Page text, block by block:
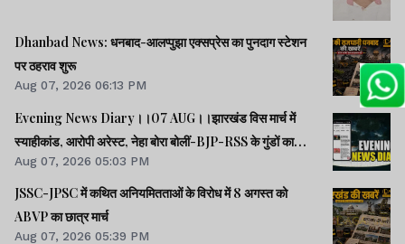
Dhanbad News: धनबाद-आलप्पुझा एक्सप्रेस का पुनदाग स्टेशन
पर ठहराव शुरू
Aug 07, 2026 06:13 PM
Evening News Diary।।07 AUG।।झारखंड विस मार्च में
स्याहीकांड, आरोपी अरेस्ट, नेहा बोरा बोलीं-BJP-RSS के गुंडों का
काम।।आंदोलनरत छात्रों की समस्याओं को समझना चाहती सरकार:
CM।।छात्रों से मिले SDO, वार्ता की उम्मीद।।40 साल बाद बोफोर्स
केस बंद।।समेत कई खबरें व वीडियो।।
Aug 07, 2026 05:03 PM
JSSC-JPSC में कथित अनियमितताओं के विरोध में 8 अगस्त को
ABVP का छात्र मार्च
Aug 07, 2026 05:39 PM